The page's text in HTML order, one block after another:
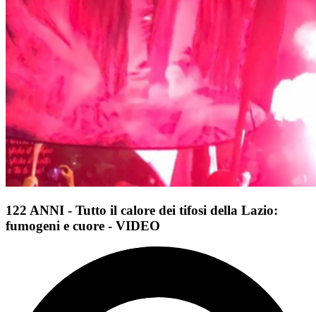
122 ANNI - Tutto il calore dei tifosi della Lazio:
fumogeni e cuore - VIDEO